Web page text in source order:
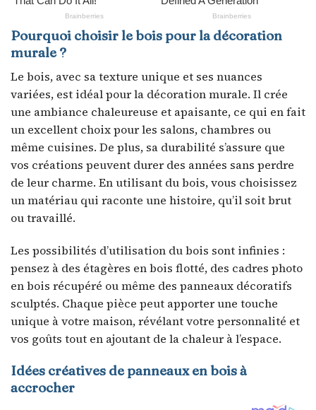
Pourquoi choisir le bois pour la décoration
murale ?
Le bois, avec sa texture unique et ses nuances
variées, est idéal pour la décoration murale. Il crée
une ambiance chaleureuse et apaisante, ce qui en fait
un excellent choix pour les salons, chambres ou
même cuisines. De plus, sa durabilité s’assure que
vos créations peuvent durer des années sans perdre
de leur charme. En utilisant du bois, vous choisissez
un matériau qui raconte une histoire, qu’il soit brut
ou travaillé.
Les possibilités d’utilisation du bois sont infinies :
pensez à des étagères en bois flotté, des cadres photo
en bois récupéré ou même des panneaux décoratifs
sculptés. Chaque pièce peut apporter une touche
unique à votre maison, révélant votre personnalité et
vos goûts tout en ajoutant de la chaleur à l’espace.
Idées créatives de panneaux en bois à
accrocher